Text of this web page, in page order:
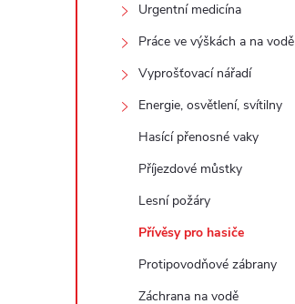
Urgentní medicína
Práce ve výškách a na vodě
Vyprošťovací nářadí
Energie, osvětlení, svítilny
Hasící přenosné vaky
Příjezdové můstky
Lesní požáry
Přívěsy pro hasiče
Protipovodňové zábrany
Záchrana na vodě